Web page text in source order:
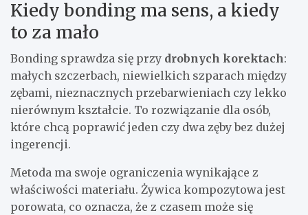
Kiedy bonding ma sens, a kiedy
to za mało
Bonding sprawdza się przy drobnych korektach:
małych szczerbach, niewielkich szparach między
zębami, nieznacznych przebarwieniach czy lekko
nierównym kształcie. To rozwiązanie dla osób,
które chcą poprawić jeden czy dwa zęby bez dużej
ingerencji.
Metoda ma swoje ograniczenia wynikające z
właściwości materiału. Żywica kompozytowa jest
porowata, co oznacza, że z czasem może się